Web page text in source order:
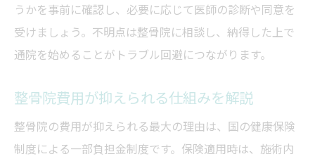
うかを事前に確認し、必要に応じて医師の診断や同意を
受けましょう。不明点は整骨院に相談し、納得した上で
通院を始めることがトラブル回避につながります。
整骨院費用が抑えられる仕組みを解説
整骨院の費用が抑えられる最大の理由は、国の健康保険
制度による一部負担金制度です。保険適用時は、施術内